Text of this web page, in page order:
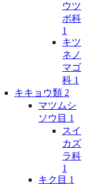
ウツ
ボ科
1
キツ
ネノ
マゴ
科 1
キキョウ類 2
マツムシ
ソウ目 1
スイ
カズ
ラ科
1
キク目 1